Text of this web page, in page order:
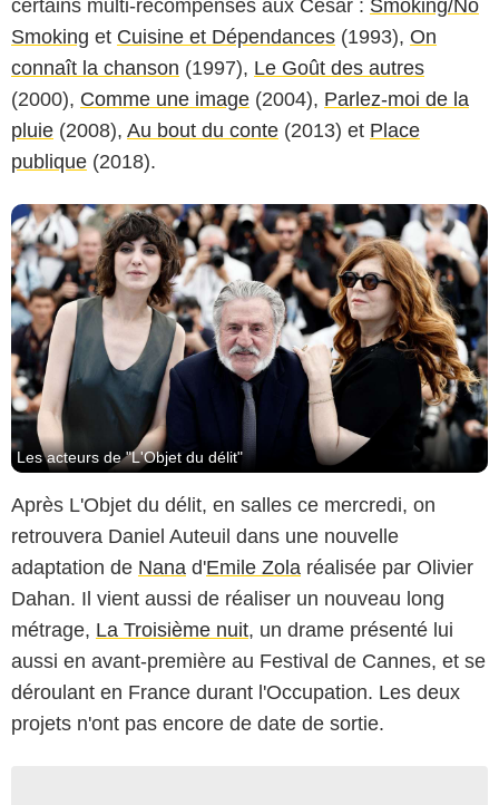
certains multi-récompensés aux César : Smoking/No
Smoking et Cuisine et Dépendances (1993), On
connaît la chanson (1997), Le Goût des autres
(2000), Comme une image (2004), Parlez-moi de la
pluie (2008), Au bout du conte (2013) et Place
publique (2018).
Les acteurs de "L'Objet du délit"
Après L'Objet du délit, en salles ce mercredi, on
retrouvera Daniel Auteuil dans une nouvelle
adaptation de Nana d'Emile Zola réalisée par Olivier
Dahan. Il vient aussi de réaliser un nouveau long
métrage, La Troisième nuit, un drame présenté lui
aussi en avant-première au Festival de Cannes, et se
déroulant en France durant l'Occupation. Les deux
projets n'ont pas encore de date de sortie.